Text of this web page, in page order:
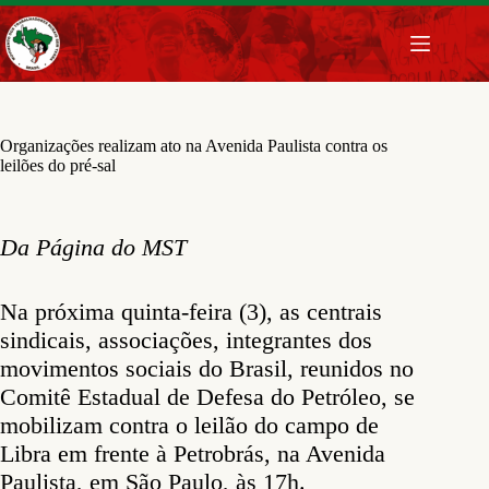
Pular
para
o
conteúdo
Organizações realizam ato na Avenida Paulista contra os
leilões do pré-sal
Da Página do MST
Na próxima quinta-feira (3), as centrais
sindicais, associações, integrantes dos
movimentos sociais do Brasil, reunidos no
Comitê Estadual de Defesa do Petróleo, se
mobilizam contra o leilão do campo de
Libra em frente à Petrobrás, na Avenida
Paulista, em São Paulo, às 17h.